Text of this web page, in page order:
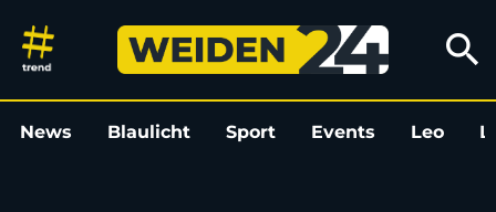
Jugendlicher will Schnee von
search
News Blaulicht Sport Events Leo